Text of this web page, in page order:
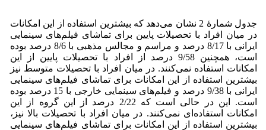
جدول شمارۀ 2 نشان می‌دهد که بیشترین استفاده از این امکانات
در میان افراد با تحصیلات پایین برای تماشای فیلم‌های سینمایی
ایرانی با 8/17 درصد و مراسم و مجالس مذهبی با 8/6 درصد بوده
است، همچنین 9/58 درصد از افراد با تحصیلات پایین از این
امکانات استفاده نمی‌کنند. در میان افراد با تحصیلات متوسط نیز
بیشترین استفاده از این امکانات برای تماشای فیلم‌های سینمایی
ایرانی با 9/38 درصد و فیلم‌های سینمایی خارجی با 15 درصد بوده
است. این در حالی است که 2/22 درصد از این گروه از این
امکانات استفاده‌ای نمی‌کنند. در میان افراد با تحصیلات بالا نیز،
بیشترین استفاده از این امکانات برای تماشای فیلم‌های سینمایی